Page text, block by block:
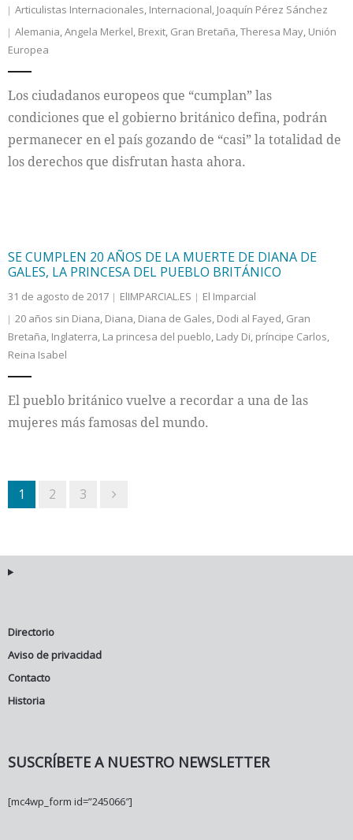
Articulistas Internacionales, Internacional, Joaquín Pérez Sánchez
Alemania,Angela Merkel, Brexit, Gran Bretaña,Theresa May, Unión
Europea
Los ciudadanos europeos que “cumplan” las
condiciones que el gobierno británico defina, podrán
permanecer en el país gozando de “casi” la totalidad de
los derechos que disfrutan hasta ahora.
SE CUMPLEN 20 AÑOS DE LA MUERTE DE DIANA DE
GALES, LA PRINCESA DEL PUEBLO BRITÁNICO
31 de agosto de 2017 ElIMPARCIAL.ES
El Imparcial
20 años sin Diana, Diana, Diana de Gales, Dodi al Fayed, Gran
Bretaña, Inglaterra, La princesa del pueblo, Lady Di, príncipe Carlos,
Reina Isabel
El pueblo británico vuelve a recordar a una de las
mujeres más famosas del mundo.
1 2 3
Directorio
Aviso de privacidad
Contacto
Historia
SUSCRÍBETE A NUESTRO NEWSLETTER
[mc4wp_form id=”245066″]